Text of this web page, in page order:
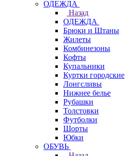
ОДЕЖДА
Назад
ОДЕЖДА
Брюки и Штаны
Жилеты
Комбинезоны
Кофты
Купальники
Куртки городские
Лонгсливы
Нижнее белье
Рубашки
Толстовки
Футболки
Шорты
Юбки
ОБУВЬ